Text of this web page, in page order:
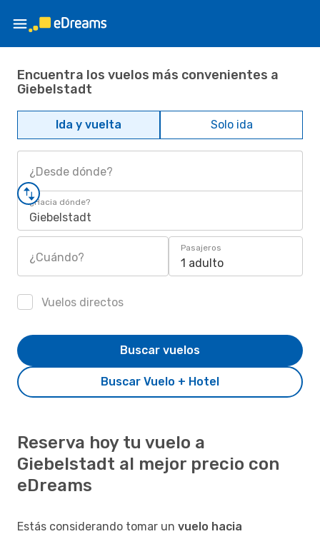
Encuentra los vuelos más convenientes a
Giebelstadt
Ida y vuelta Solo ida
¿Desde dónde?
¿Hacia dónde?
Giebelstadt
¿Cuándo?
Pasajeros
1 adulto
Vuelos directos
Buscar Vuelo + Hotel
Buscar vuelos
Reserva hoy tu vuelo a
Giebelstadt al mejor precio con
eDreams
Estás considerando tomar un vuelo hacia